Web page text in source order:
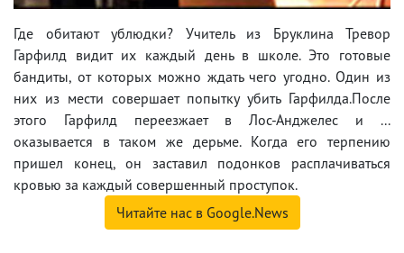
Где обитают ублюдки? Учитель из Бруклина Тревор
Гарфилд видит их каждый день в школе. Это готовые
бандиты, от которых можно ждать чего угодно. Один из
них из мести совершает попытку убить Гарфилда.После
этого Гарфилд переезжает в Лос-Анджелес и ...
оказывается в таком же дерьме. Когда его терпению
пришел конец, он заставил подонков расплачиваться
кровью за каждый совершенный проступок.
Читайте нас в Google.News